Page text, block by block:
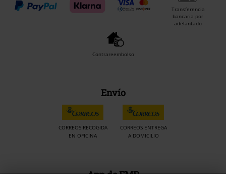
Transferencia
bancaria por
adelantado
Contrareembolso
Envío
CORREOS RECOGIDA
EN OFICINA
CORREOS ENTREGA
A DOMICILIO
App de EMP